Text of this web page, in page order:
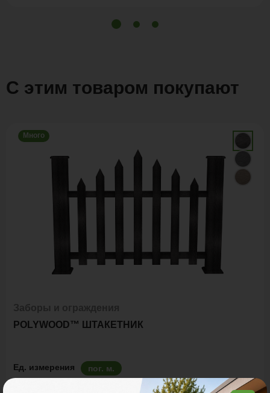
С этим товаром покупают
Много
POLYWOOD™ ШТАКЕТНИК
Ед. измерения пог. м.